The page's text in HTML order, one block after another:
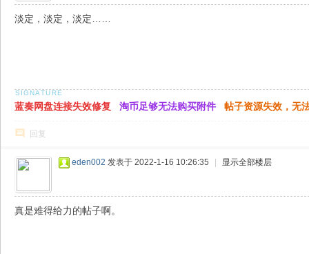
淡定，淡定，淡定……
蓝奏网盘连接失效修复 淘币足够无法购买附件 帖子资源失效，无
回复
eden002 发表于 2022-1-16 10:26:35 显示全部楼层
真是难得给力的帖子啊。